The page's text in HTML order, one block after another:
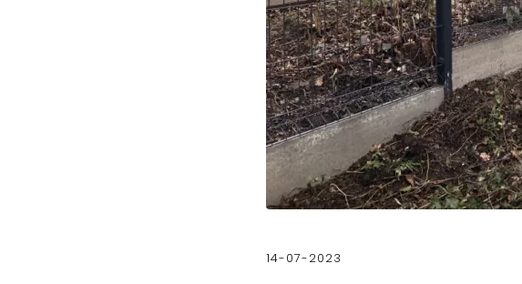
14-07-2023